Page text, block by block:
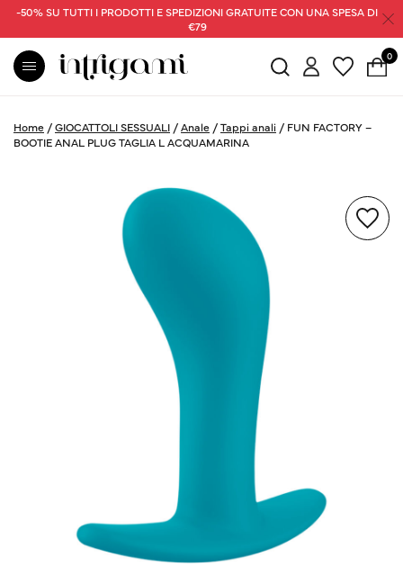
-50% SU TUTTI I PRODOTTI E SPEDIZIONI GRATUITE CON UNA SPESA DI
€79
0
Home /GIOCATTOLI SESSUALI /Anale /Tappi anali / FUN FACTORY –
BOOTIE ANAL PLUG TAGLIA L ACQUAMARINA